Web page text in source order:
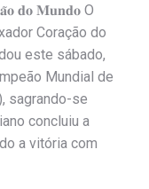
𝐝𝐨 𝐌𝐮𝐧𝐝𝐨 O
Coração do
este sábado,
Mundial de
sagrando-se
concluiu a
a vitória com